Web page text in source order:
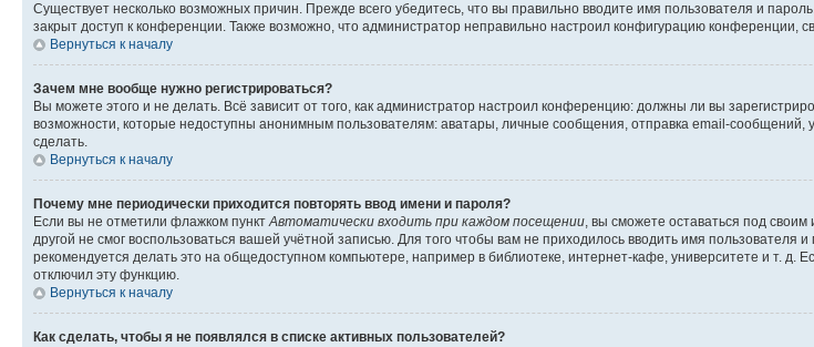
Существует несколько возможных причин. Прежде всего убедитесь, что вы правильно вводите имя пользователя и
закрыт доступ к конференции. Также возможно, что администратор неправильно настроил конфигурацию конференции,
Вернуться к началу
Зачем мне вообще нужно регистрироваться?
Вы можете этого и не делать. Всё зависит от того, как администратор настроил конференцию: должны ли вы
возможности, которые недоступны анонимным пользователям: аватары, личные сообщения, отправка email-сообщений,
сделать.
Вернуться к началу
Почему мне периодически приходится повторять ввод имени и пароля?
Если вы не отметили флажком пунктАвтоматически входить при каждом посещении, вы сможете оставаться под
другой не смог воспользоваться вашей учётной записью. Для того чтобы вам не приходилось вводить имя
рекомендуется делать это на общедоступном компьютере, например в библиотеке, интернет-кафе, университете и т. д.
отключил эту функцию.
Вернуться к началу
Как сделать, чтобы я не появлялся в списке активных пользователей?